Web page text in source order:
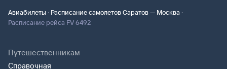
Авиабилеты · Расписание самолетов Саратов — Москва ·
Расписание рейса FV 6492
Путешественникам
Справочная